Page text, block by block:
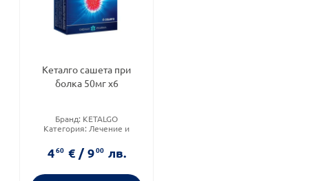
Кеталго сашета при
болка 50мг х6
Бранд: KETALGO
Категория: Лечение и
Форма на продукта:
460 € / 900 лв.